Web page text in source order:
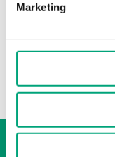
Marketing
GF (DN25-40), BF
Whistleblowing